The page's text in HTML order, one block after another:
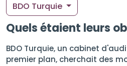
Quels étaient leurs
BDO Turquie, un cabinet
premier plan, cherchait des
BDO Turquie